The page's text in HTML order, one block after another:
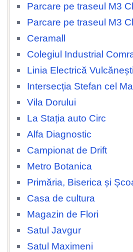
Parcare pe traseul M3
Parcare pe traseul M3
Ceramall
Colegiul Industrial
Linia Electrică
Intersecția Stefan cel
Vila Dorului
La Stația auto Circ
Alfa Diagnostic
Campionat de Drift
Metro Botanica
Primăria, Biserica și
Casa de cultura
Magazin de Flori
Satul Javgur
Satul Maximeni